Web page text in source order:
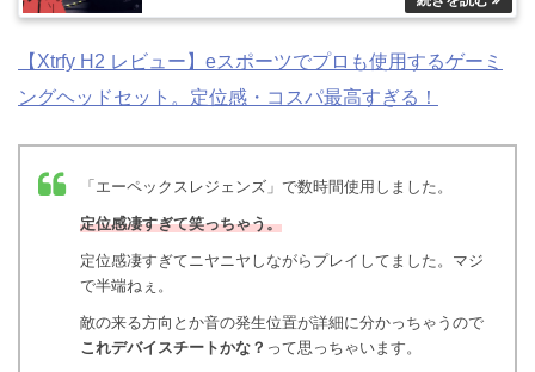
【Xtrfy H2 レビュー】eスポーツでプロも使用するゲーミ
ングヘッドセット。定位感・コスパ最高すぎる！
「エーペックスレジェンズ」で数時間使用しました。
定位感凄すぎて笑っちゃう。
定位感凄すぎてニヤニヤしながらプレイしてました。マジ
で半端ねぇ。
敵の来る方向とか音の発生位置が詳細に分かっちゃうので
これデバイスチートかな？ って思っちゃいます。